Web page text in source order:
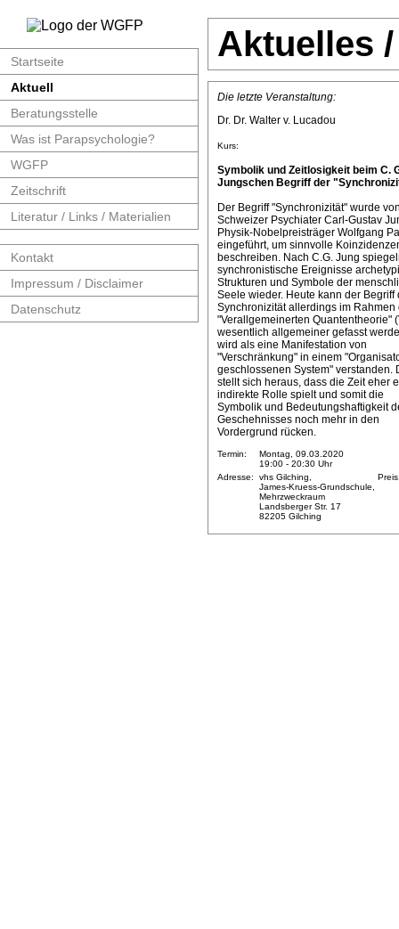
Startseite
Aktuell
Beratungsstelle
Was ist Parapsychologie?
WGFP
Zeitschrift
Literatur / Links / Materialien
Kontakt
Impressum / Disclaimer
Datenschutz
Aktuelles
Die letzte Veranstaltung:
Dr. Dr. Walter v. Lucadou
Kurs:
Symbolik und Zeitlosigkeit beim C.
Jungschen Begriff der
Der Begriff "Synchronizität" wurde
Schweizer Psychiater Carl-Gustav
Physik-Nobelpreisträger Wolfgang
eingeführt, um sinnvolle
beschreiben. Nach C.G. Jung
synchronistische Ereignisse
Strukturen und Symbole der
Seele wieder. Heute kann der Begriff
Synchronizität allerdings im Rahmen
"Verallgemeinerten Quantentheorie"
wesentlich allgemeiner gefasst
wird als eine Manifestation von
"Verschränkung" in einem
geschlossenen System" verstanden.
stellt sich heraus, dass die Zeit eher
indirekte Rolle spielt und somit die
Symbolik und Bedeutungshaftigkeit
Geschehnisses noch mehr in den
Vordergrund rücken.
Termin:
Montag, 09.03.2020
19:00 - 20:30 Uhr
Adresse:
vhs Gilching,
James-Kruess-Grundschule,
Mehrzweckraum
Landsberger Str. 17
82205 Gilching